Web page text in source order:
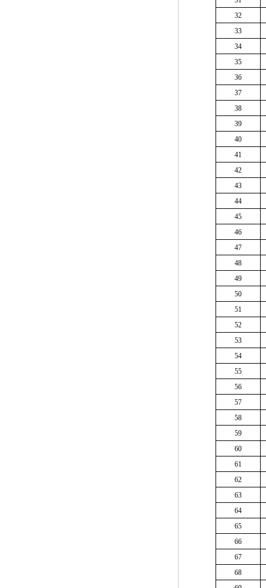
32
33
34
35
36
37
38
39
40
41
42
43
44
45
46
47
48
49
50
51
52
53
54
55
56
57
58
59
60
61
62
63
64
65
66
67
68